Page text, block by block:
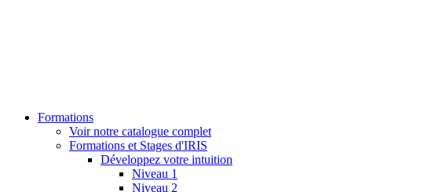
Formations
Voir notre catalogue complet
Formations et Stages d'IRIS
Développez votre intuition
Niveau 1
Niveau 2